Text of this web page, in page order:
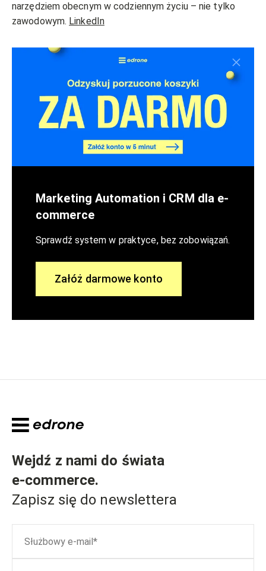
narzędziem obecnym w codziennym życiu – nie tylko
zawodowym. LinkedIn
Marketing Automation i CRM dla e-
commerce
Sprawdź system w praktyce, bez zobowiązań.
Załóż darmowe konto
Wejdź z nami do świata
e-commerce.
Zapisz się do newslettera